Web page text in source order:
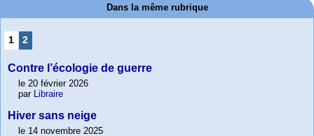
Dans la même rubrique
1 2
Contre l’écologie de guerre
le 20 février 2026
par Libraire
Hiver sans neige
le 14 novembre 2025